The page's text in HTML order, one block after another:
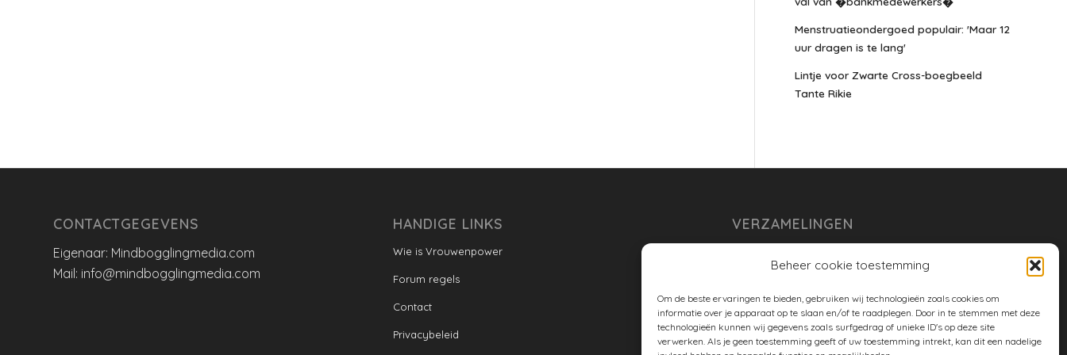
Beheer cookie toestemming
Om de beste ervaringen te bieden, gebruiken wij technologieën zoals cookies om
informatie over je apparaat op te slaan en/of te raadplegen. Door in te stemmen met deze
technologieën kunnen wij gegevens zoals surfgedrag of unieke ID's op deze site
verwerken. Als je geen toestemming geeft of uw toestemming intrekt, kan dit een nadelige
Menstruatieondergoed populair: 'Maar 12
uur dragen is te lang'
Lintje voor Zwarte Cross-boegbeeld
Tante Rikie
CONTACTGEGEVENS
Eigenaar: Mindbogglingmedia.com
Mail: info@mindbogglingmedia.com
HANDIGE LINKS
Wie is Vrouwenpower
Forum regels
Contact
Privacybeleid
VERZAMELINGEN
huishouden
spreekwoorden en gezegden